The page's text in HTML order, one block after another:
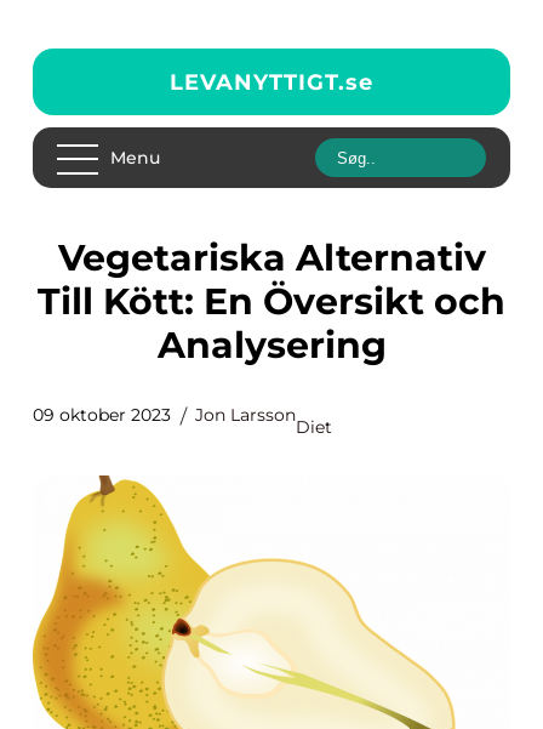
LEVANYTTIGT.se
Menu
Vegetariska Alternativ
Till Kött: En Översikt och
Analysering
09 oktober 2023 Jon Larsson
Diet